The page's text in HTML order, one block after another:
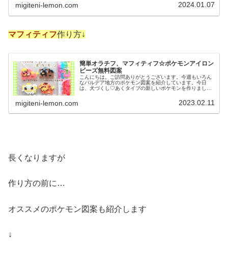
migiteni-lemon.com 2024.01.07
マフィティフ作り方↓
簡単オラチフ、マフィティフ☆ポケモンアイロン
ビーズ無料図案
こんにちは。ご訪問ありがとうございます。今週もいろん
なパルデア地方のポケモン図案を紹介しています。今日
は、犬づくし♡あくタイプの新しいポケモンを作りまし
migiteni-lemon.com 2023.02.11
長くなりますが
作り方の前に…
オススメのポケモン図案も紹介します
↓